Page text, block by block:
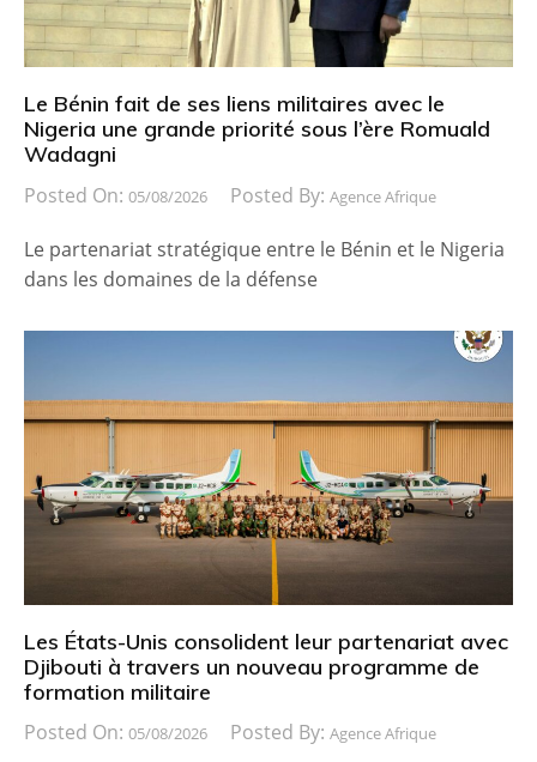
Le Bénin fait de ses liens militaires avec le
Nigeria une grande priorité sous l’ère Romuald
Wadagni
Posted On: 05/08/2026 Posted By: Agence Afrique
Le partenariat stratégique entre le Bénin et le Nigeria
dans les domaines de la défense
Les États-Unis consolident leur partenariat avec
Djibouti à travers un nouveau programme de
formation militaire
Posted On: 05/08/2026 Posted By: Agence Afrique